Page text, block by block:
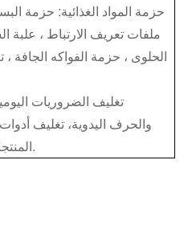
ملفات تعريف الارتباط ، علبة
الحلوى ، حزمة الفواكه الجافة
تغليف الضروريات
والحرف اليدوية، تغليف
المنتجات وما إلى ذلك.